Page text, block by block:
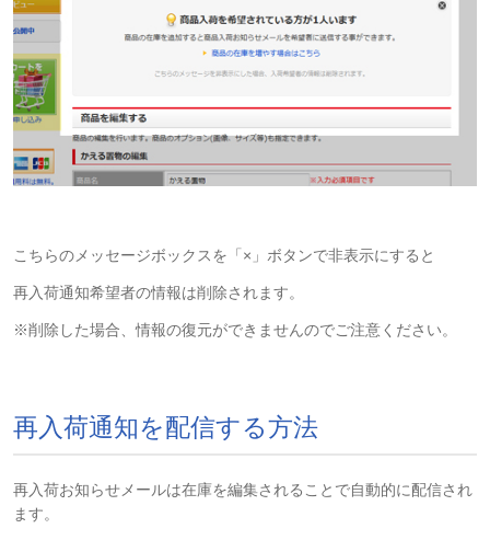
こちらのメッセージボックスを「×」ボタンで非表示にすると
再入荷通知希望者の情報は削除されます。
※削除した場合、情報の復元ができませんのでご注意ください。
再入荷通知を配信する方法
再入荷お知らせメールは在庫を編集されることで自動的に配信され
ます。